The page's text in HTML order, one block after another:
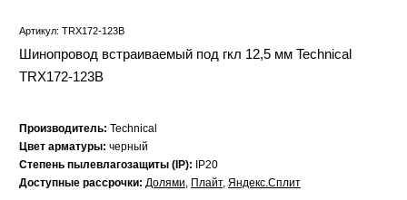
Артикул: TRX172-123B
Шинопровод встраиваемый под гкл 12,5 мм Technical
TRX172-123B
Производитель: Technical
Цвет арматуры: черный
Степень пылевлагозащиты (IP):
IP20
Доступные рассрочки: Долями, Плайт, Яндекс.Сплит